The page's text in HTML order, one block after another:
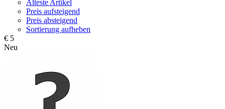
Älteste Artikel
Preis aufsteigend
Preis absteigend
Sortierung aufheben
€ 5
Neu